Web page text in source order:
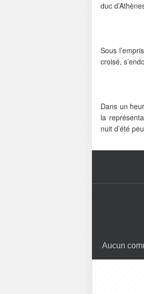
duc
Sous
croisé,
Dans un
la
nuit d’été
Aucun